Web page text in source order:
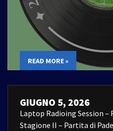
READ MORE »
GIUGNO 5, 2026
Laptop Radioing Session –
Stagione II – Partita di